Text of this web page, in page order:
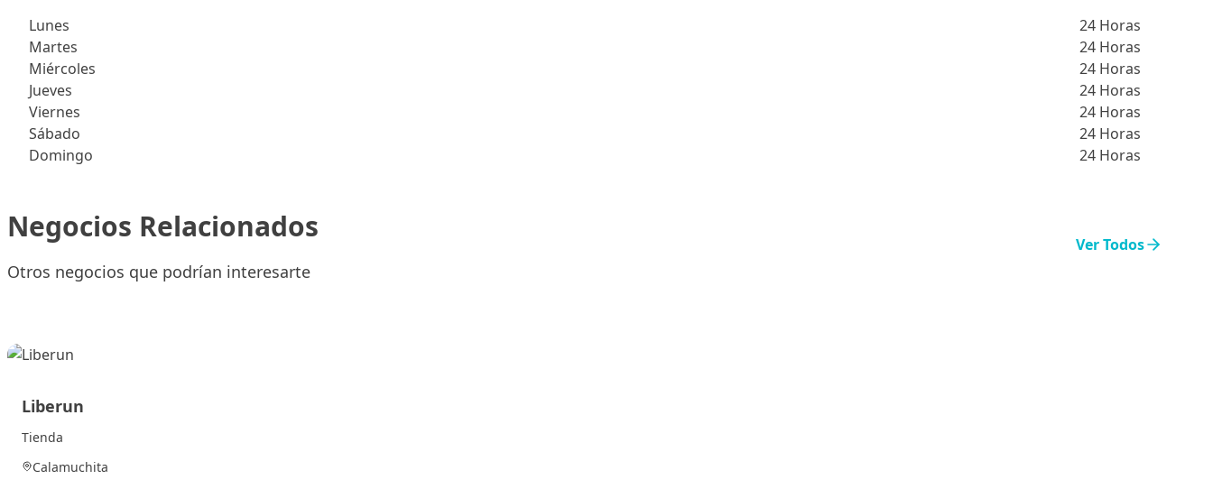
Lunes
24 Horas
Martes
24 Horas
Miércoles
24 Horas
Jueves
24 Horas
Viernes
24 Horas
Sábado
24 Horas
Domingo
24 Horas
Negocios Relacionados
Otros negocios que podrían interesarte
Ver Todos
Liberun
Tienda
Calamuchita